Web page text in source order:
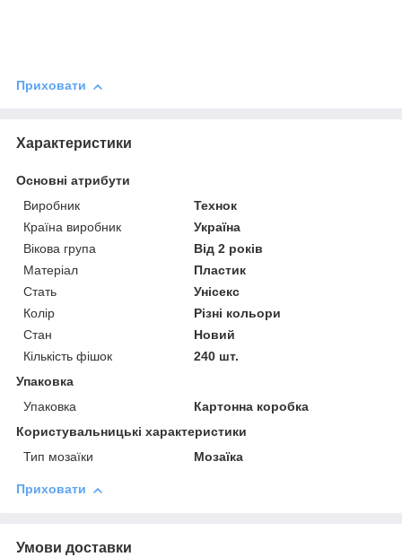
Приховати
Характеристики
Основні атрибути
Виробник
Технок
Країна виробник
Україна
Вікова група
Від 2 років
Матеріал
Пластик
Стать
Унісекс
Колір
Різні кольори
Стан
Новий
Кількість фішок
240 шт.
Упаковка
Упаковка
Картонна коробка
Користувальницькі характеристики
Тип мозаїки
Мозаїка
Приховати
Умови доставки